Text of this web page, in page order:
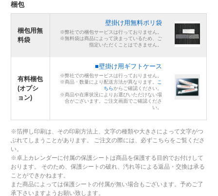
梱包
梱包用無
料袋
壁掛け用無料ポリ袋
※弊社での梱包サービスは行っておりません。
※無料袋は商品によって決まっているため、ご
指定いただくことはできません。
有料梱包
(オプシ
ョン)
■壁掛け用ギフトケース
※弊社での梱包サービスは行っておりません。
※商品・数量により配送方法が異なります。 こ
ちらからご確認ください。
※商品や在庫状況によりお選びいただけない場
合がございます。ご注文画面でご確認くださ
い。
※箔押し印刷は、その印刷方法上、文字の種類や大きさによって文字がつ
ぶれてしまうことがあります。 ご注文の際には、必ずこちらをご覧くださ
い。
※卓上カレンダーに付属の保護シートは商品を保護する目的でお付けして
おります。 そのため、保護シートの破れ、汚れ等による返品・交換は承る
ことができかねます。
また商品によっては保護シートの付属が無い場合もございます。予めご了
承下さいますようお願い致します。